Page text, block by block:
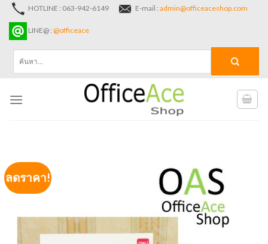
Skip
content
HOTLINE : 063-942-6149 E-mail : admin@officeaceshop.com
LINE@ : @officeace
ลดราคา!